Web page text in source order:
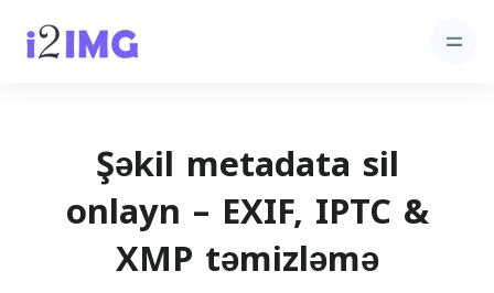
Şəkil metadata sil
onlayn – EXIF, IPTC &
XMP təmizləmə